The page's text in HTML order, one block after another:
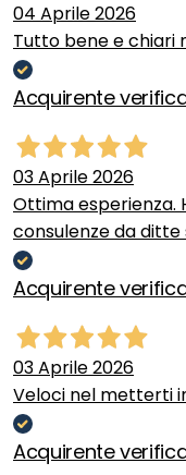
04 Aprile 2026
Tutto bene e chiari
Acquirente
03 Aprile 2026
Ottima esperienza.
consulenze da
Acquirente
03 Aprile 2026
Veloci nel metterti
Acquirente